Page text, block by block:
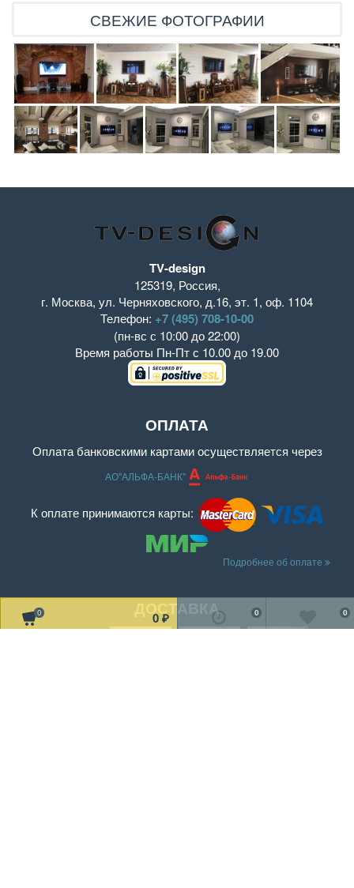
0 0 ₽
0
0
СВЕЖИЕ ФОТОГРАФИИ
TV-design
125319, Россия,
г. Москва, ул. Черняховского, д.16, эт. 1, оф. 1104
Телефон: +7 (495) 708-10-00
(пн-вс с 10:00 до 22:00)
Время работы Пн-Пт с 10.00 до 19.00
ОПЛАТА
Оплата банковскими картами осуществляется через
АО"АЛЬФА-БАНК"
К оплате принимаются карты:
Подробнее об оплате
ДОСТАВКА